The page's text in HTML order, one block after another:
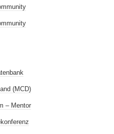
(MCD)
– Mentor